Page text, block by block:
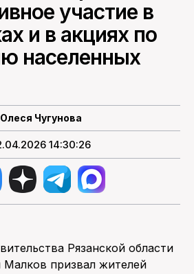
участие в
и в акциях по
населенных
Олеся Чугунова
14:30:26
Рязанской области
Малков призвал жителей